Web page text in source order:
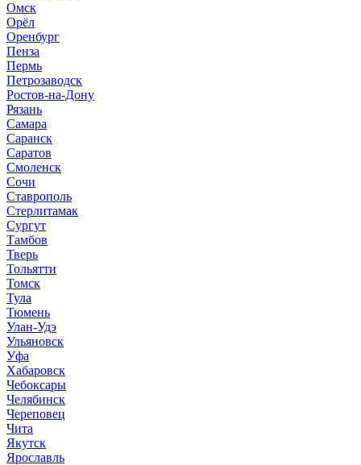
Омск
Орёл
Оренбург
Пенза
Пермь
Петрозаводск
Ростов-на-Дону
Рязань
Самара
Саранск
Саратов
Смоленск
Сочи
Ставрополь
Стерлитамак
Сургут
Тамбов
Тверь
Тольятти
Томск
Тула
Тюмень
Улан-Удэ
Ульяновск
Уфа
Хабаровск
Чебоксары
Челябинск
Череповец
Чита
Якутск
Ярославль